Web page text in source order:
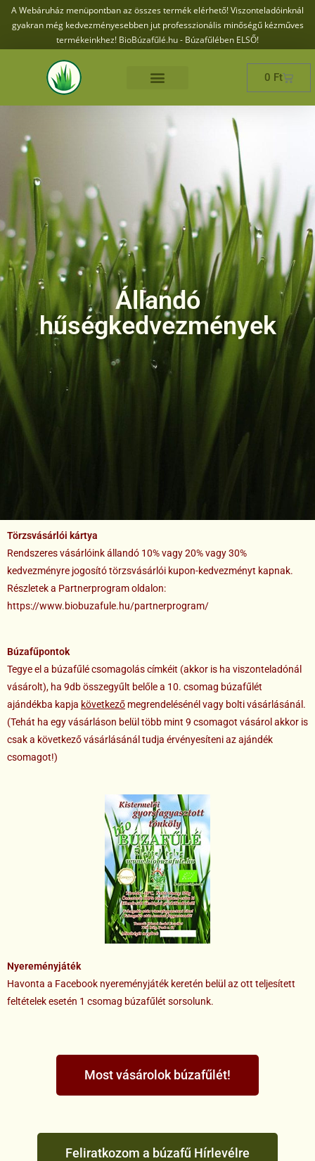
A Webáruház menüpontban az összes termék elérhető! Viszonteladóinknál
gyakran még kedvezményesebben jut professzionális minőségű kézműves
termékeinkhez! BioBúzafűlé.hu - Búzafűlében ELSŐ!
0 Ft
Állandó
hűségkedvezmények
Törzsvásárlói kártya
Rendszeres vásárlóink állandó 10% vagy 20% vagy 30%
kedvezményre jogosító törzsvásárlói kupon-kedvezményt kapnak.
Részletek a Partnerprogram oldalon:
https://www.biobuzafule.hu/partnerprogram/
Búzafűpontok
Tegye el a búzafűlé csomagolás címkéit (akkor is ha viszonteladónál
vásárolt), ha 9db összegyűlt belőle a 10. csomag búzafűlét
ajándékba kapja következő megrendelésénél vagy bolti vásárlásánál.
(Tehát ha egy vásárláson belül több mint 9 csomagot vásárol akkor is
csak a következő vásárlásánál tudja érvényesíteni az ajándék
csomagot!)
Nyereményjáték
Havonta a Facebook nyereményjáték keretén belül az ott teljesített
feltételek esetén 1 csomag búzafűlét sorsolunk.
Most vásárolok búzafűlét!
Feliratkozom a búzafű Hírlevélre